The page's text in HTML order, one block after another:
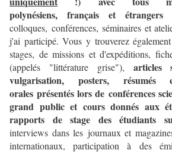
polynésiens, français et étrangers
colloques, conférences, séminaires et
j'ai participé. Vous y trouverez
stages, de missions et d'expéditions,
(appelés "littérature grise"), articles
vulgarisation, posters, résumés
orales présentés lors de conférences
grand public et cours donnés aux
rapports de stage des étudiants
interviews dans les journaux et
internationaux, participation à des